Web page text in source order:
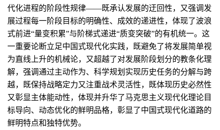
代化进程的阶段性规律——既承认发展的迂回性，又强调发
展过程每一阶段目标的明确性、成效的递进性，体现了波浪
式前进“量变积累”与阶梯式递进“质变突破”的有机统一。这
一重要论断立足中国式现代化实践，既避免了将发展简单视
为直线上升的机械论，又超越了对发展阶段划分的教条化理
解，强调通过主动作为、科学规划实现历史任务的分解与跨
越，既保持战略定力又注重战术灵活性，既体现历史必然性
又彰显主体能动性，体现并升华了马克思主义现代化理论目
标导向、动态优化的鲜明品格，彰显了中国式现代化道路的
鲜明特点和独特优势。